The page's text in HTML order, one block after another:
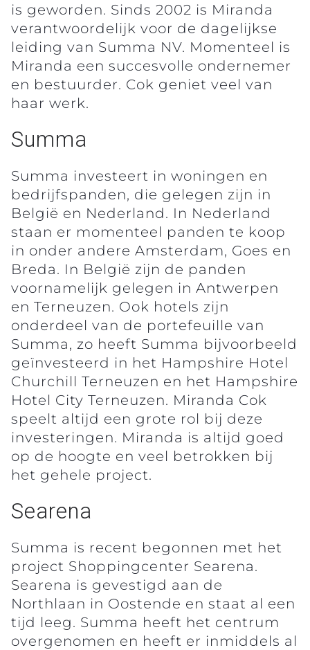
is geworden. Sinds 2002 is Miranda
verantwoordelijk voor de dagelijkse
leiding van Summa NV. Momenteel is
Miranda een succesvolle ondernemer
en bestuurder. Cok geniet veel van
haar werk.
Summa
Summa investeert in woningen en
bedrijfspanden, die gelegen zijn in
België en Nederland. In Nederland
staan er momenteel panden te koop
in onder andere Amsterdam, Goes en
Breda. In België zijn de panden
voornamelijk gelegen in Antwerpen
en Terneuzen. Ook hotels zijn
onderdeel van de portefeuille van
Summa, zo heeft Summa bijvoorbeeld
geïnvesteerd in het Hampshire Hotel
Churchill Terneuzen en het Hampshire
Hotel City Terneuzen. Miranda Cok
speelt altijd een grote rol bij deze
investeringen. Miranda is altijd goed
op de hoogte en veel betrokken bij
het gehele project.
Searena
Summa is recent begonnen met het
project Shoppingcenter Searena.
Searena is gevestigd aan de
Northlaan in Oostende en staat al een
tijd leeg. Summa heeft het centrum
overgenomen en heeft er inmiddels al